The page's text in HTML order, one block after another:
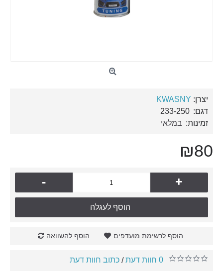
יצרן: KWASNY
דגם: 233-250
זמינות: במלאי
₪80
- +
הוסף לעגלה
הוסף לרשימת מועדפים הוסף להשוואה
0 חוות דעת / כתוב חוות דעת